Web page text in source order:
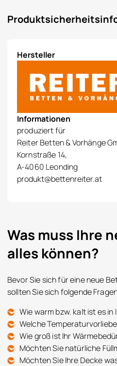
Hersteller
Informationen
produziert für
Reiter Betten & Vorhänge
Kornstraße 14,
A-4060 Leonding
produkt@bettenreiter.at
Was muss Ihre
alles können?
Bevor Sie sich für eine neue
sollten Sie sich folgende
Wie warm bzw. kalt ist es
Welche
Wie groß ist Ihr
Möchten Sie natürliche
Möchten Sie Ihre Decke